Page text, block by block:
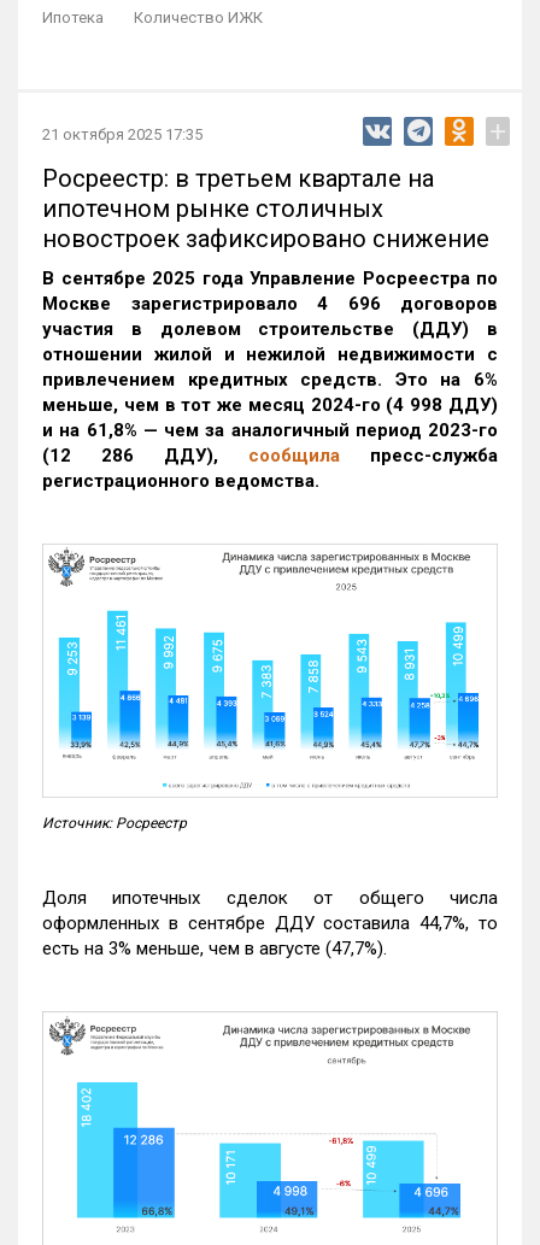
Ипотека Количество ИЖК
21 октября 2025 17:35 +
Росреестр: в третьем квартале на
ипотечном рынке столичных
новостроек зафиксировано снижение
В сентябре 2025 года Управление Росреестра по
Москве зарегистрировало 4 696 договоров
участия в долевом строительстве (ДДУ) в
отношении жилой и нежилой недвижимости с
привлечением кредитных средств. Это на 6%
меньше, чем в тот же месяц 2024-го (4 998 ДДУ)
и на 61,8% — чем за аналогичный период 2023-го
(12 286 ДДУ), сообщила пресс-служба
регистрационного ведомства.
Источник: Росреестр
Доля ипотечных сделок от общего числа
оформленных в сентябре ДДУ составила 44,7%, то
есть на 3% меньше, чем в августе (47,7%).